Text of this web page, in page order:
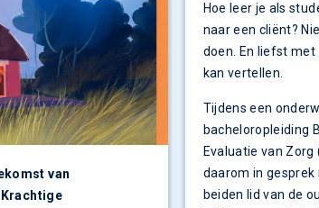
van
Hoe leer je als
naar een cliënt?
doen. En liefst
kan vertellen.
Tijdens een
bacheloropleiding
Evaluatie van
daarom in gesprek
beiden lid van de